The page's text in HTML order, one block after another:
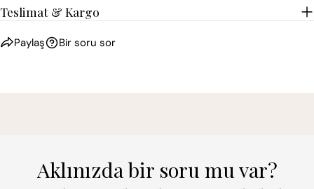
Teslimat & Kargo
Paylaş Bir soru sor
Aklınızda bir soru mu var?